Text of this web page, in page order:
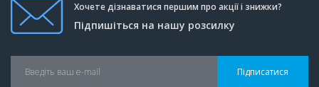
Хочете дізнаватися першим про акції і знижки?
Підпишіться на нашу розсилку
Підписатися